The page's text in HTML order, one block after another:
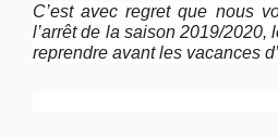
C’est avec regret que nous
l’arrêt de la saison 2019/2020,
reprendre avant les vacances